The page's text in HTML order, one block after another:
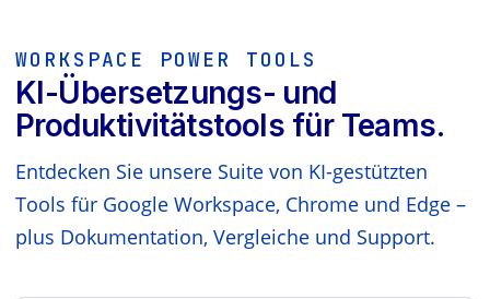
WORKSPACE POWER TOOLS
KI-Übersetzungs- und
Produktivitätstools für Teams.
Entdecken Sie unsere Suite von KI-gestützten
Tools für Google Workspace, Chrome und Edge –
plus Dokumentation, Vergleiche und Support.